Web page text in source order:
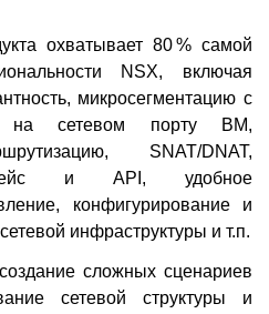
охватывает 80 % самой
NSX, включая
микросегментацию с
на сетевом порту ВМ,
SNAT/DNAT,
и API, удобное
конфигурирование и
инфраструктуры и т.п.
сложных сценариев
сетевой структуры и